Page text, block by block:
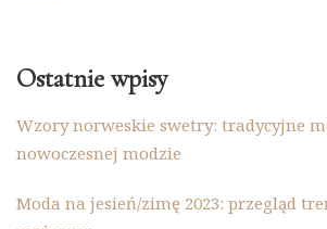
Ostatnie wpisy
Wzory norweskie swetry: tradycyjne
nowoczesnej modzie
Moda na jesień/zimę 2023: przegląd